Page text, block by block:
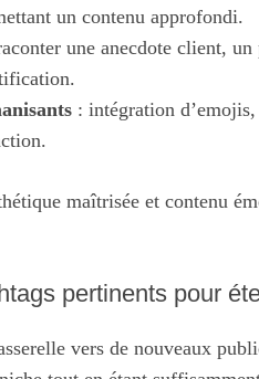
un contenu approfondi.
une anecdote client,
: intégration
maîtrisée et contenu
pertinents pour
vers de nouveaux